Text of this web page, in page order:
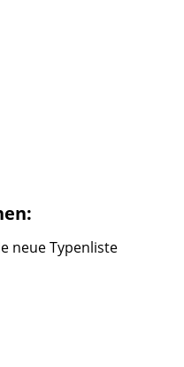
neue Typenliste